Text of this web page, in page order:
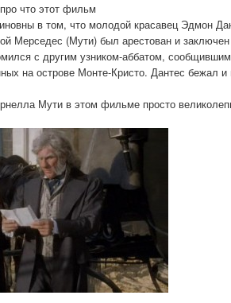
что этот фильм
в том, что молодой красавец Эдмон
Мерседес (Мути) был арестован и
с другим узником-аббатом,
на острове Монте-Кристо. Дантес бежал и
Мути в этом фильме просто